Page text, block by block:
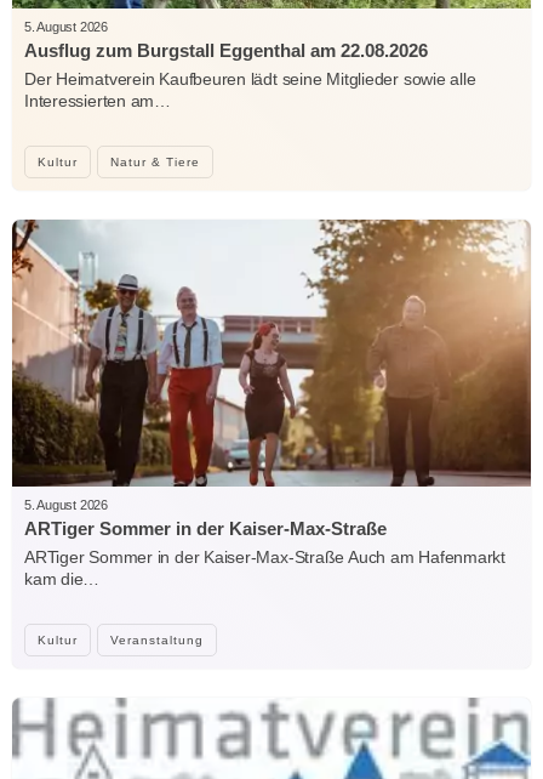
Kultur Natur & Tiere
5. August 2026
Ausflug zum Burgstall Eggenthal am 22.08.2026
Der Heimatverein Kaufbeuren lädt seine Mitglieder sowie alle
Interessierten am…
Kultur Veranstaltung
5. August 2026
ARTiger Sommer in der Kaiser-Max-Straße
ARTiger Sommer in der Kaiser-Max-Straße Auch am Hafenmarkt
kam die…